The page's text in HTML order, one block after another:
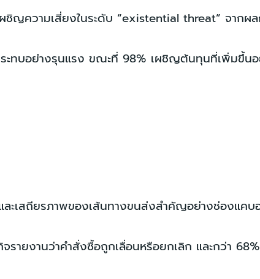
ญความเสี่ยงในระดับ “existential threat” จากผ
ะทบอย่างรุนแรง ขณะที่ 98% เผชิญต้นทุนที่เพิ่มขึ้น
เสถียรภาพของเส้นทางขนส่งสำคัญอย่างช่องแคบ
ยงานว่าคำสั่งซื้อถูกเลื่อนหรือยกเลิก และกว่า